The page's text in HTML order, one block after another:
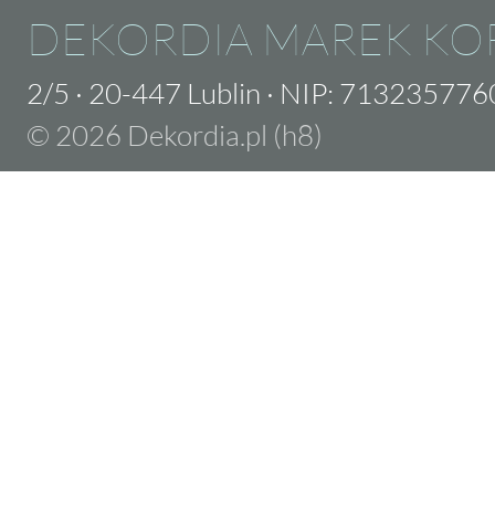
DEKORDIA MAREK
2/5 · 20-447 Lublin · NIP:
© 2026 Dekordia.pl (h8)